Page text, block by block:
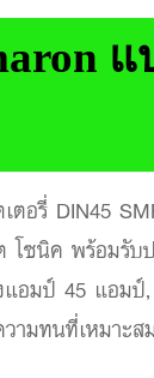
แ
ตอรี่ DIN45
โซนิค พร้อมรั
แอมป์ 45 แอมป์,
ามทนที่เหมาะส